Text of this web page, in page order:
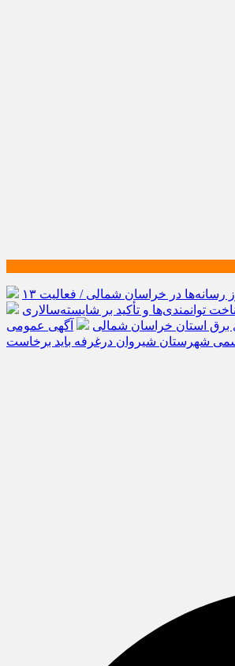
رشد ۲۱ درصدی صدور مجوز رسانه‌ها در خراسان شمالی / فعالیت ۱۳
توانمندی‌ها و تأکید بر شایسته‌سالاری
برق استان خراسان شمالی
آگهی عمومی
شهرستان شیروان درغرفه باید برخاست